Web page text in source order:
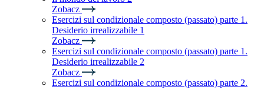
Zobacz
Esercizi sul condizionale composto (passato) parte 1.
Desiderio irrealizzabile 1
Zobacz
Esercizi sul condizionale composto (passato) parte 1.
Desiderio irrealizzabile 2
Zobacz
Esercizi sul condizionale composto (passato) parte 2.